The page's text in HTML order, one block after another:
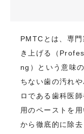
PMTCとは、専
き上げる（
ng）という意味
ちない歯の汚れ
ロである歯科医
用のペーストを
から徹底的に除